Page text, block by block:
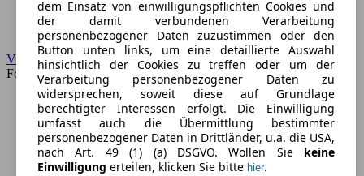
VW
Forum
dem Einsatz von einwilligungspflichten Cookies und
der damit verbundenen Verarbeitung
personenbezogener Daten zuzustimmen oder den
Button unten links, um eine detaillierte Auswahl
hinsichtlich der Cookies zu treffen oder um der
Verarbeitung personenbezogener Daten zu
widersprechen, soweit diese auf Grundlage
berechtigter Interessen erfolgt. Die Einwilligung
umfasst auch die Übermittlung bestimmter
personenbezogener Daten in Drittländer, u.a. die USA,
nach Art. 49 (1) (a) DSGVO. Wollen Sie keine
Einwilligung erteilen, klicken Sie bitte hier.